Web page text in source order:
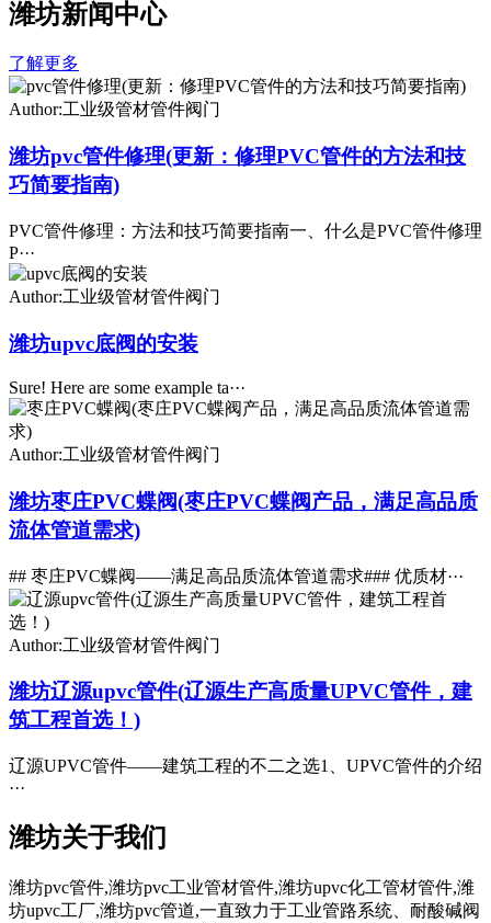
潍坊新闻中心
了解更多
Author:工业级管材管件阀门
潍坊pvc管件修理(更新：修理PVC管件的方法和技
巧简要指南)
PVC管件修理：方法和技巧简要指南一、什么是PVC管件修理
P···
Author:工业级管材管件阀门
潍坊upvc底阀的安装
Sure! Here are some example ta···
Author:工业级管材管件阀门
潍坊枣庄PVC蝶阀(枣庄PVC蝶阀产品，满足高品质
流体管道需求)
## 枣庄PVC蝶阀——满足高品质流体管道需求### 优质材···
Author:工业级管材管件阀门
潍坊辽源upvc管件(辽源生产高质量UPVC管件，建
筑工程首选！)
辽源UPVC管件——建筑工程的不二之选1、UPVC管件的介绍
···
潍坊关于我们
潍坊pvc管件,潍坊pvc工业管材管件,潍坊upvc化工管材管件,潍
坊upvc工厂,潍坊pvc管道,一直致力于工业管路系统、耐酸碱阀